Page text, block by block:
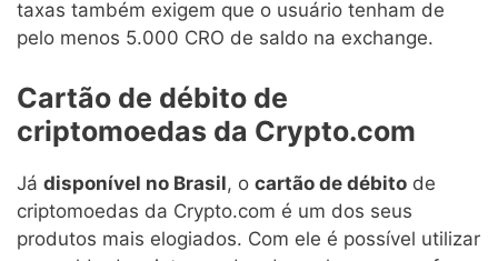
taxas também exigem que o usuário tenham de
pelo menos 5.000 CRO de saldo na exchange.
Cartão de débito de
criptomoedas da Crypto.com
Já disponível no Brasil, o cartão de débito de
criptomoedas da Crypto.com é um dos seus
produtos mais elogiados. Com ele é possível utilizar